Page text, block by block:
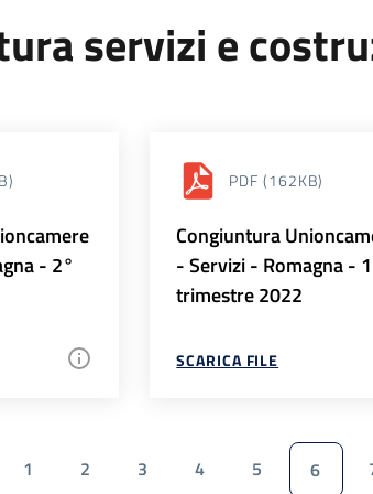
servizi e
- 2°
PDF (162KB)
Congiuntura
- Servizi - Romagna -
trimestre 2022
SCARICA FILE
1 2 3 4 5 6